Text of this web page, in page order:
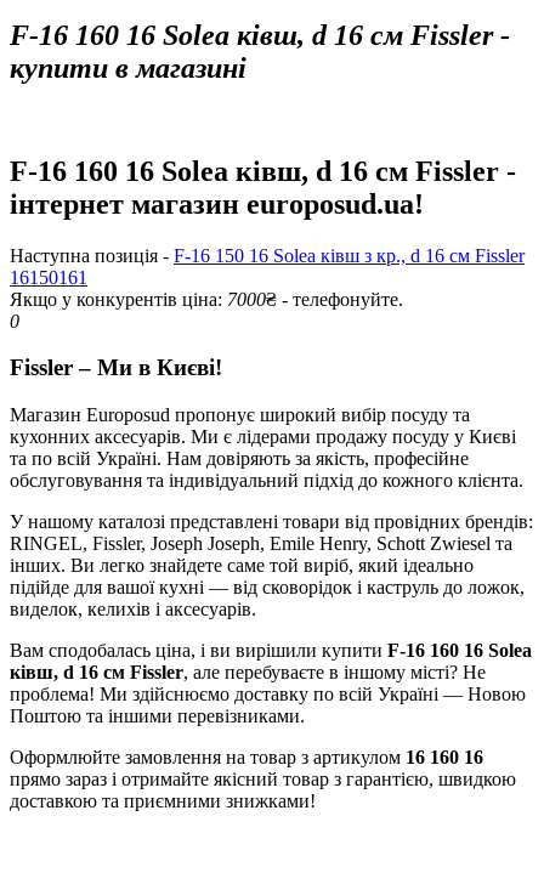
F-16 160 16 Solea ківш, d 16 см Fissler -
купити в магазині
F-16 160 16 Solea ківш, d 16 см Fissler -
інтернет магазин europosud.ua!
Наступна позиція - F-16 150 16 Solea ківш з кр., d 16 см Fissler
16150161
Якщо у конкурентів ціна: 7000₴ - телефонуйте.
0
Fissler – Ми в Києві!
Магазин Europosud пропонує широкий вибір посуду та
кухонних аксесуарів. Ми є лідерами продажу посуду у Києві
та по всій Україні. Нам довіряють за якість, професійне
обслуговування та індивідуальний підхід до кожного клієнта.
У нашому каталозі представлені товари від провідних брендів:
RINGEL, Fissler, Joseph Joseph, Emile Henry, Schott Zwiesel та
інших. Ви легко знайдете саме той виріб, який ідеально
підійде для вашої кухні — від сковорідок і каструль до ложок,
виделок, келихів і аксесуарів.
Вам сподобалась ціна, і ви вирішили купити F-16 160 16 Solea
ківш, d 16 см Fissler, але перебуваєте в іншому місті? Не
проблема! Ми здійснюємо доставку по всій Україні — Новою
Поштою та іншими перевізниками.
Оформлюйте замовлення на товар з артикулом 16 160 16
прямо зараз і отримайте якісний товар з гарантією, швидкою
доставкою та приємними знижками!